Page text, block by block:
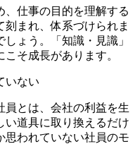
、仕事の目的を理解する
まれ、体系づけられま
ょう。「知識・見識」
そ成長があります。
いない
員とは、会社の利益を生
い道具に取り換えるだけ
思われていない社員のモ